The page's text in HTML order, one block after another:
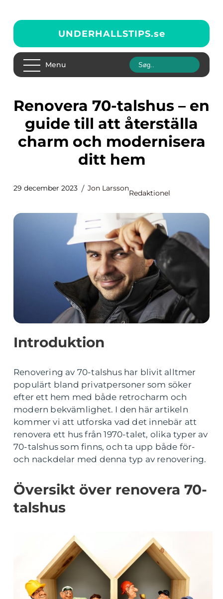
UNDERHALLSTIPS.se
Menu
Renovera 70-talshus – en
guide till att återställa
charm och modernisera
ditt hem
29 december 2023 Jon Larsson
Redaktionel
Introduktion
Renovering av 70-talshus har blivit alltmer
populärt bland privatpersoner som söker
efter ett hem med både retrocharm och
modern bekvämlighet. I den här artikeln
kommer vi att utforska vad det innebär att
renovera ett hus från 1970-talet, olika typer av
70-talshus som finns, och ta upp både för-
och nackdelar med denna typ av renovering.
Översikt över renovera 70-
talshus